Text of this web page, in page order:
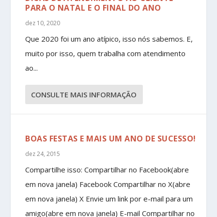
PARA O NATAL E O FINAL DO ANO
dez 10, 2020
Que 2020 foi um ano atípico, isso nós sabemos. E,
muito por isso, quem trabalha com atendimento
ao...
CONSULTE MAIS INFORMAÇÃO
BOAS FESTAS E MAIS UM ANO DE SUCESSO!
dez 24, 2015
Compartilhe isso: Compartilhar no Facebook(abre
em nova janela) Facebook Compartilhar no X(abre
em nova janela) X Envie um link por e-mail para um
amigo(abre em nova janela) E-mail Compartilhar no